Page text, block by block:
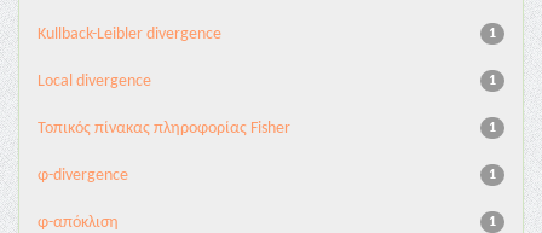
1
Kullback-Leibler divergence
1
Local divergence
1
Τοπικός πίνακας πληροφορίας Fisher
1
φ-divergence
1
φ-απόκλιση